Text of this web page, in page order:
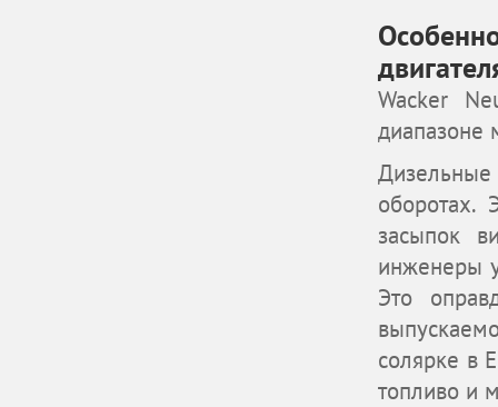
Wacker
диапазоне
оборотах.
засыпок
инженеры
Это
солярке в
топливо и